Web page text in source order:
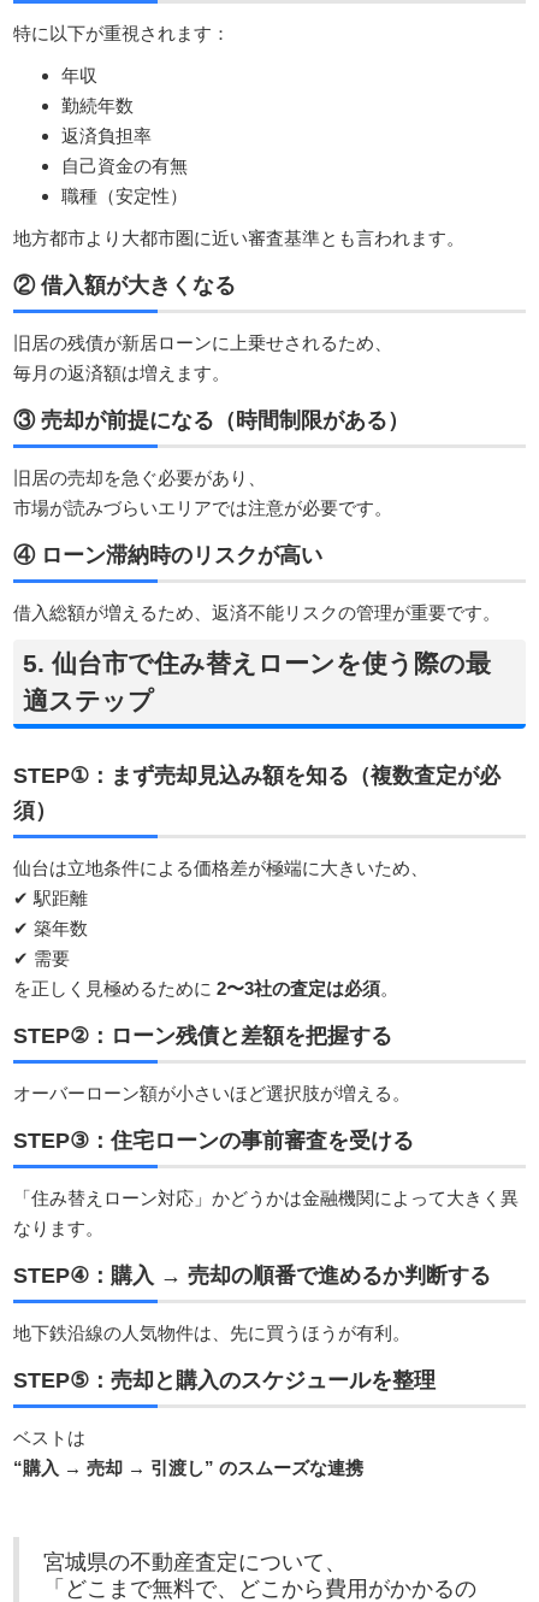
特に以下が重視されます：
年収
勤続年数
返済負担率
自己資金の有無
職種（安定性）
地方都市より大都市圏に近い審査基準とも言われます。
② 借入額が大きくなる
旧居の残債が新居ローンに上乗せされるため、
毎月の返済額は増えます。
③ 売却が前提になる（時間制限がある）
旧居の売却を急ぐ必要があり、
市場が読みづらいエリアでは注意が必要です。
④ ローン滞納時のリスクが高い
借入総額が増えるため、返済不能リスクの管理が重要です。
5. 仙台市で住み替えローンを使う際の最
適ステップ
STEP①：まず売却見込み額を知る（複数査定が必
須）
仙台は立地条件による価格差が極端に大きいため、
✔ 駅距離
✔ 築年数
✔ 需要
を正しく見極めるために2〜3社の査定は必須。
STEP②：ローン残債と差額を把握する
オーバーローン額が小さいほど選択肢が増える。
STEP③：住宅ローンの事前審査を受ける
「住み替えローン対応」かどうかは金融機関によって大きく異
なります。
STEP④：購入 → 売却の順番で進めるか判断する
地下鉄沿線の人気物件は、先に買うほうが有利。
STEP⑤：売却と購入のスケジュールを整理
ベストは
“購入 → 売却 → 引渡し” のスムーズな連携
宮城県の不動産査定について、
「どこまで無料で、どこから費用がかかるの